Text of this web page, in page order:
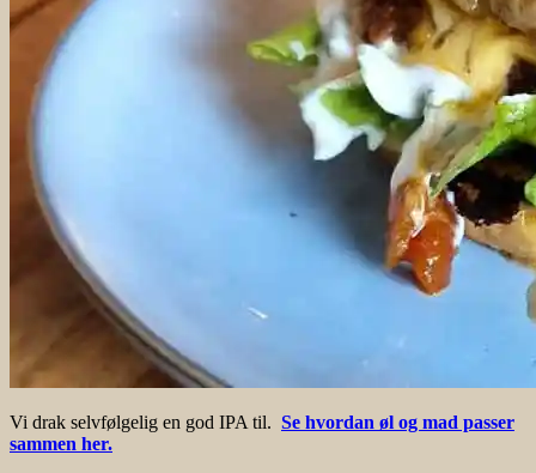
Vi drak selvfølgelig en god IPA til. Se hvordan øl og mad passer
sammen her.